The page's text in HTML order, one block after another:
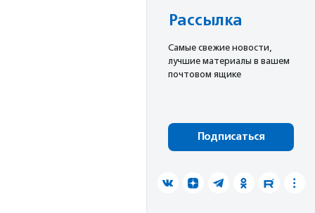
Рассылка
Cамые свежие новости,
лучшие материалы в вашем
почтовом ящике
Подписаться